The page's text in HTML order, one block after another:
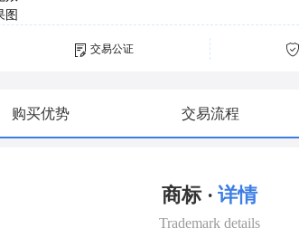
交易公证
购买优势 交易流程
商标 · 详情
Trademark details